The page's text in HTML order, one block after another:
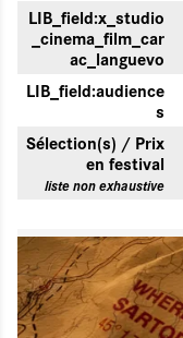
LIB_field:x_studio
_cinema_film_car
ac_languevo
LIB_field:audience
s
Sélection(s) / Prix
en festival
liste non exhaustive